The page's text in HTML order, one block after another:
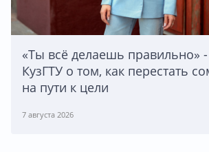
«Ты всё делаешь правильно»
КузГТУ о том, как перестать
на пути к цели
7 августа 2026